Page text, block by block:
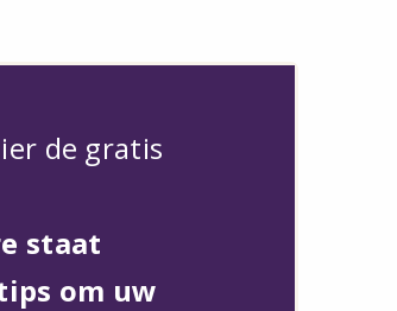
de gratis
staat
om uw